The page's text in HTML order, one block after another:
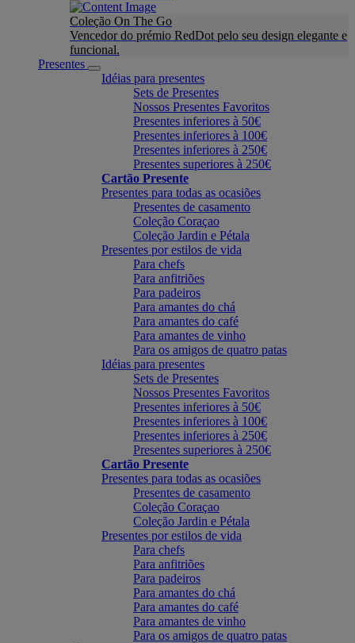
Coleção On The Go
Vencedor do prémio RedDot pelo seu design elegante e
funcional.
Presentes
Idéias para presentes
Sets de Presentes
Nossos Presentes Favoritos
Presentes inferiores à 50€
Presentes inferiores à 100€
Presentes inferiores à 250€
Presentes superiores à 250€
Cartão Presente
Presentes para todas as ocasiões
Presentes de casamento
Coleção Coraçao
Coleção Jardin e Pétala
Presentes por estilos de vida
Para chefs
Para anfitriões
Para padeiros
Para amantes do chá
Para amantes do café
Para amantes de vinho
Para os amigos de quatro patas
Idéias para presentes
Sets de Presentes
Nossos Presentes Favoritos
Presentes inferiores à 50€
Presentes inferiores à 100€
Presentes inferiores à 250€
Presentes superiores à 250€
Cartão Presente
Presentes para todas as ocasiões
Presentes de casamento
Coleção Coraçao
Coleção Jardin e Pétala
Presentes por estilos de vida
Para chefs
Para anfitriões
Para padeiros
Para amantes do chá
Para amantes do café
Para amantes de vinho
Para os amigos de quatro patas